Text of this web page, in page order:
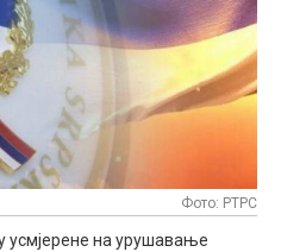
Фото: РТРС
усмјерене на урушавање